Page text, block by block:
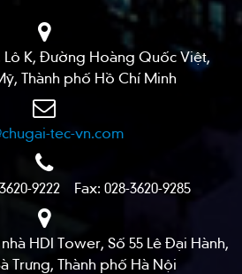
Lô K, Đường Hoàng Quốc Việt,
Thành phố Hồ Chí Minh
tec-vn.com
9222 Fax: 028-3620-9285
HDI Tower, Số 55 Lê Đại Hành,
Trưng, Thành phố Hà Nội